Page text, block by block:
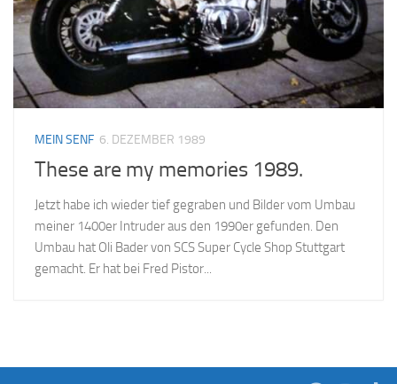
MEIN SENF 6. DEZEMBER 1989
These are my memories 1989.
Jetzt habe ich wieder tief gegraben und Bilder vom Umbau
meiner 1400er Intruder aus den 1990er gefunden. Den
Umbau hat Oli Bader von SCS Super Cycle Shop Stuttgart
gemacht. Er hat bei Fred Pistor...